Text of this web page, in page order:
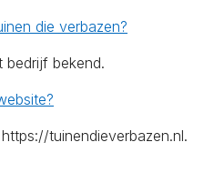
die verbazen?
bedrijf bekend.
tuinendieverbazen.nl.